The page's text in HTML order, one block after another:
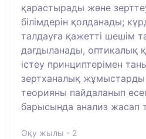
қарастырады және
білімдерін қолданады;
талдауға қажетті шешім
дағдыланады, оптикалық
істеу принциптерімен
зертханалық жұмыстарды
теорияны пайдаланып
барысында анализ жасап
Оқу жылы - 2